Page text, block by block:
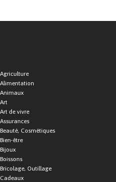
Agriculture
Alimentation
Animaux
Art
Art de vivre
Assurances
Beauté, Cosmétiques
Bien-être
Bijoux
Boissons
Bricolage, Outillage
Cadeaux